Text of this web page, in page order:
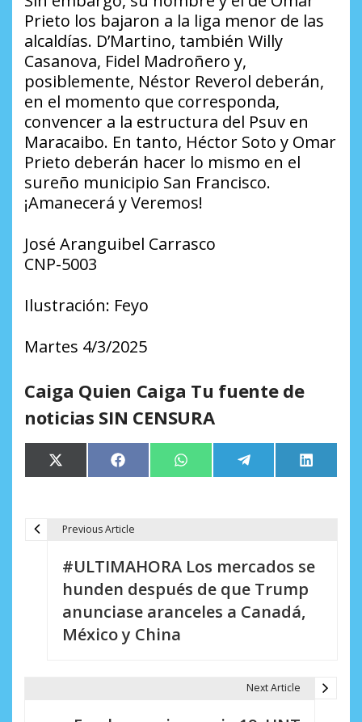
Prieto los bajaron a la liga menor de las
alcaldías. D’Martino, también Willy
Casanova, Fidel Madroñero y,
posiblemente, Néstor Reverol deberán,
en el momento que corresponda,
convencer a la estructura del Psuv en
Maracaibo. En tanto, Héctor Soto y Omar
Prieto deberán hacer lo mismo en el
sureño municipio San Francisco.
¡Amanecerá y Veremos!
José Aranguibel Carrasco
CNP-5003
Ilustración: Feyo
Martes 4/3/2025
Caiga Quien Caiga Tu fuente de
noticias SIN CENSURA
Compartir
en
X
(Twitter)
Compartir
en
Facebook Compartir
en
WhatsApp Compartir
en
Telegram
en
LinkedIn
Previous Article
#ULTIMAHORA Los mercados se
hunden después de que Trump
anunciase aranceles a Canadá,
México y China
Next Article